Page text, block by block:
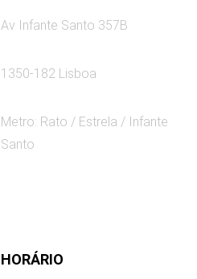
Av Infante Santo 357B
1350-182 Lisboa
Metro: Rato / Estrela / Infante
Santo
HORÁRIO